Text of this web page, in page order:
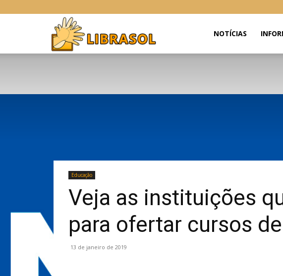
NOTÍCIAS
Educação
Veja as instituições
para ofertar cursos
13 de janeiro de 2019